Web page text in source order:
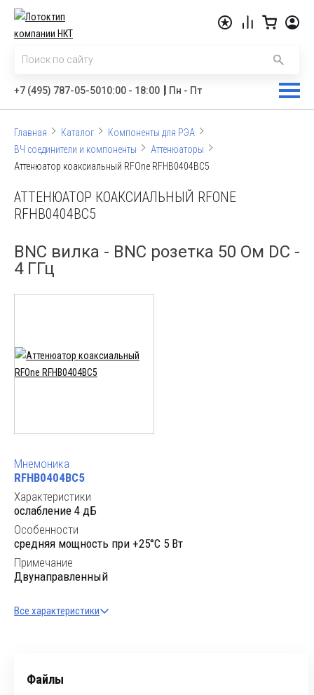
+7 (495) 787-05-5010:00 - 18:00 Пн - Пт
Главная Каталог
Компоненты для РЭА
ВЧ соединители и компоненты
Аттенюаторы
Аттенюатор коаксиальный RFOne RFHB0404BC5
АТТЕНЮАТОР КОАКСИАЛЬНЫЙ RFONE
RFHB0404BC5
BNC вилка - BNC розетка 50 Ом DC -
4 ГГц
Мнемоника
RFHB0404BC5
Характеристики
ослабление 4 дБ
Особенности
cредняя мощность при +25°C 5 Вт
Примечание
Двунаправленный
Все характеристики
Файлы